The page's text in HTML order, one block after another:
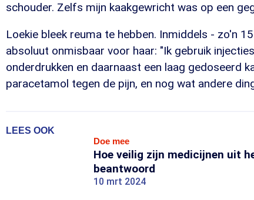
schouder. Zelfs mijn kaakgewricht was op een
Loekie bleek reuma te hebben. Inmiddels - zo'n
absoluut onmisbaar voor haar: "Ik gebruik
onderdrukken en daarnaast een laag gedoseerd
paracetamol tegen de pijn, en nog wat andere
LEES OOK
Doe mee
Hoe veilig zijn medicijnen uit
beantwoord
10 mrt 2024